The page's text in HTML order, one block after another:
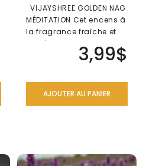
VIJAYSHREE GOLDEN NAG
MÉDITATION Cet encens à
la fragrance fraîche et
boisée, est un encens ..
3,99$
AJOUTER AU PANIER